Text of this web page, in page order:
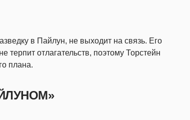
в Пайлун, не выходит на связь. Его
терпит отлагательств, поэтому Торстейн
плана.